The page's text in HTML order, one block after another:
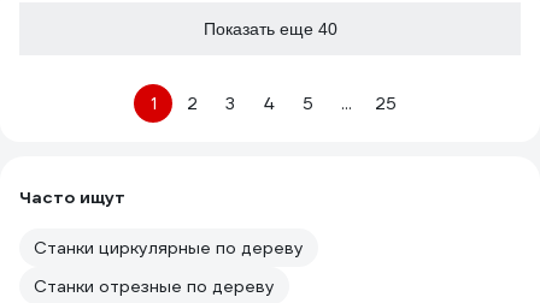
Показать еще 40
1 2 3 4 5 ... 25
Часто ищут
Станки циркулярные по дереву
Станки отрезные по дереву